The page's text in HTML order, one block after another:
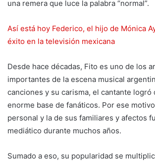
una remera que luce la palabra “normal”.
Así está hoy Federico, el hijo de Mónica
éxito en la televisión mexicana
Desde hace décadas, Fito es uno de los
importantes de la escena musical
canciones y su carisma, el cantante logró
enorme base de fanáticos. Por ese
personal y la de sus familiares y afectos
mediático durante muchos años.
Sumado a eso, su popularidad se